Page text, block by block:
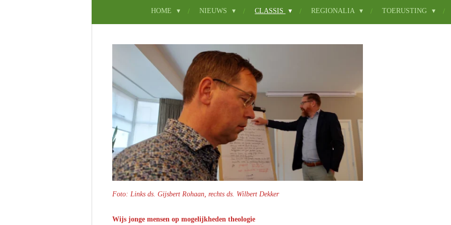
HOME NIEUWS CLASSIS REGIONALIA TOERUSTING
Foto: Links ds. Gijsbert Rohaan, rechts ds. Wilbert Dekker
Wijs jonge mensen op mogelijkheden theologie